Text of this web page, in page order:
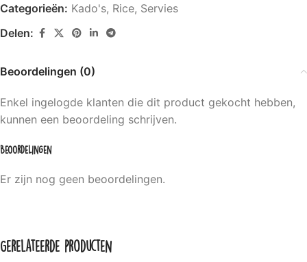
Categorieën: Kado's, Rice, Servies
Delen:
Beoordelingen (0)
Beoordelingen
Er zijn nog geen beoordelingen.
Enkel ingelogde klanten die dit product gekocht hebben,
kunnen een beoordeling schrijven.
Gerelateerde producten